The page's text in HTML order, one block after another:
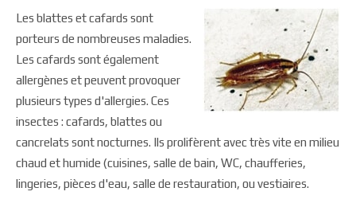
Les blattes et cafards sont
porteurs de nombreuses maladies.
Les cafards sont également
allergènes et peuvent provoquer
plusieurs types d'allergies. Ces
insectes : cafards, blattes ou
cancrelats sont nocturnes. Ils prolifèrent avec très vite en milieu
chaud et humide (cuisines, salle de bain, WC, chaufferies,
lingeries, pièces d'eau, salle de restauration, ou vestiaires.